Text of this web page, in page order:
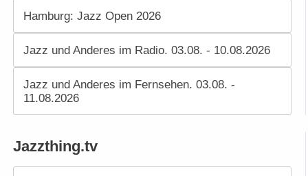
Hamburg: Jazz Open 2026
Jazz und Anderes im Radio. 03.08. - 10.08.2026
Jazz und Anderes im Fernsehen. 03.08. -
11.08.2026
Jazzthing.tv